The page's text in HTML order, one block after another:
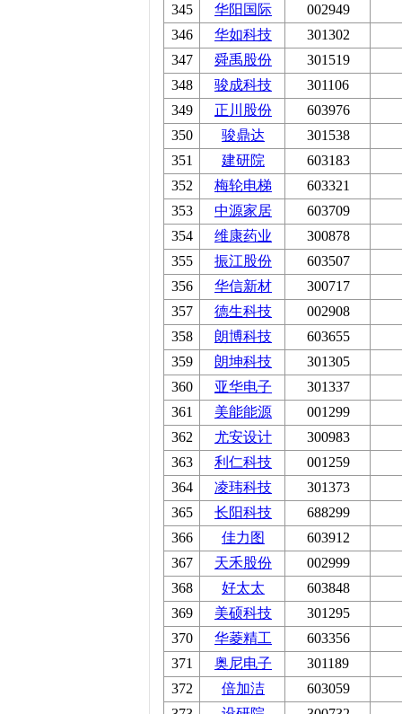
345
华阳国际
002949
346
华如科技
301302
347
舜禹股份
301519
348
骏成科技
301106
349
正川股份
603976
350
骏鼎达
301538
351
建研院
603183
352
梅轮电梯
603321
353
中源家居
603709
354
维康药业
300878
355
振江股份
603507
356
华信新材
300717
357
德生科技
002908
358
朗博科技
603655
359
朗坤科技
301305
360
亚华电子
301337
361
美能能源
001299
362
尤安设计
300983
363
利仁科技
001259
364
凌玮科技
301373
365
长阳科技
688299
366
佳力图
603912
367
天禾股份
002999
368
好太太
603848
369
美硕科技
301295
370
华菱精工
603356
371
奥尼电子
301189
372
倍加洁
603059